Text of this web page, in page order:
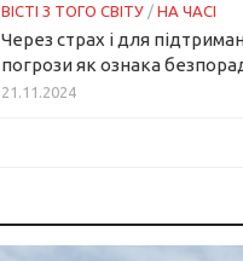
ВІСТІ З ТОГО СВІТУ / НА ЧАСІ
Через страх і для
погрози як ознака
21.11.2024